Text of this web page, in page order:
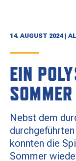
GESCHICHTE
TEAM
SPIELPLAN
14. AUGUST 2024 |
EIN
SOMMER
Nebst dem
konnten die
Sommer